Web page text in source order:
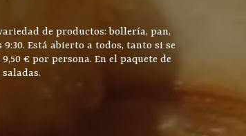
de productos: bollería, pan,
Está abierto a todos, tanto si se
€ por persona. En el paquete de